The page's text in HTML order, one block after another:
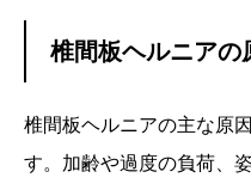
椎間板ヘルニアの
椎間板ヘルニアの主な原
す。加齢や過度の負荷、